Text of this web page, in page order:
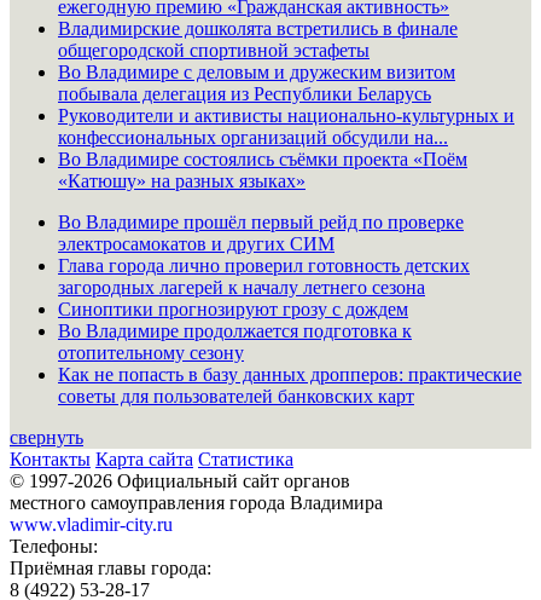
ежегодную премию «Гражданская активность»
Владимирские дошколята встретились в финале
общегородской спортивной эстафеты
Во Владимире с деловым и дружеским визитом
побывала делегация из Республики Беларусь
Руководители и активисты национально-культурных и
конфессиональных организаций обсудили на...
Во Владимире состоялись съёмки проекта «Поём
«Катюшу» на разных языках»
Во Владимире прошёл первый рейд по проверке
электросамокатов и других СИМ
Глава города лично проверил готовность детских
загородных лагерей к началу летнего сезона
Синоптики прогнозируют грозу с дождем
Во Владимире продолжается подготовка к
отопительному сезону
Как не попасть в базу данных дропперов: практические
советы для пользователей банковских карт
свернуть
Контакты Карта сайта Статистика
© 1997-2026 Официальный сайт органов
местного самоуправления города Владимира
www.vladimir-city.ru
Телефоны:
Приёмная главы города:
8 (4922) 53-28-17